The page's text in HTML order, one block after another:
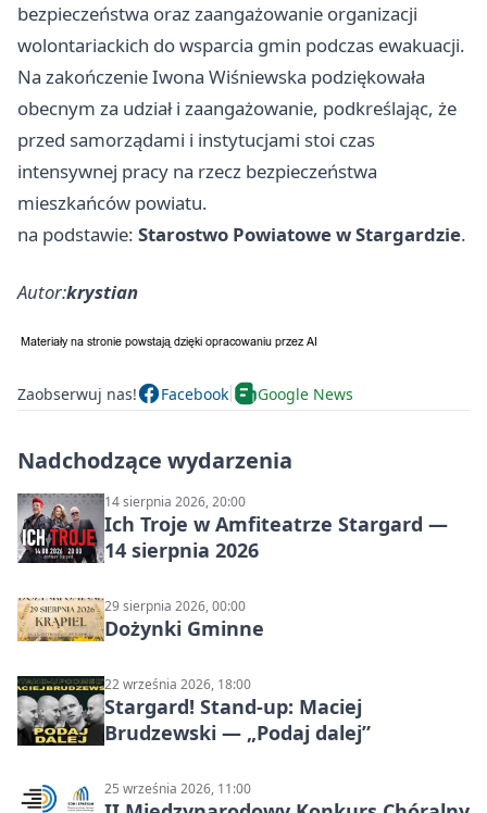
bezpieczeństwa oraz zaangażowanie organizacji
wolontariackich do wsparcia gmin podczas ewakuacji.
Na zakończenie Iwona Wiśniewska podziękowała
obecnym za udział i zaangażowanie, podkreślając, że
przed samorządami i instytucjami stoi czas
intensywnej pracy na rzecz bezpieczeństwa
mieszkańców powiatu.
na podstawie: Starostwo Powiatowe w Stargardzie.
Autor:krystian
Zaobserwuj nas! Facebook Google News
Nadchodzące wydarzenia
14 sierpnia 2026, 20:00
Ich Troje w Amfiteatrze Stargard —
14 sierpnia 2026
29 sierpnia 2026, 00:00
Dożynki Gminne
22 września 2026, 18:00
Stargard! Stand-up: Maciej
Brudzewski — „Podaj dalej”
25 września 2026, 11:00